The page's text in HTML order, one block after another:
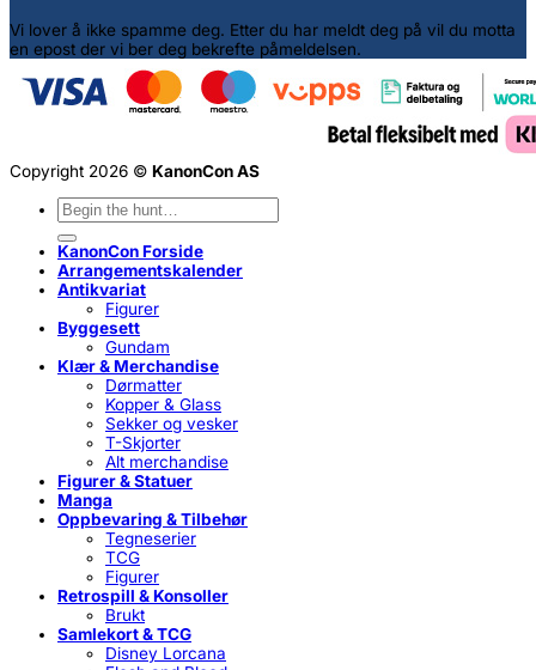
Vi lover å ikke spamme deg. Etter du har meldt deg på vil du motta
en epost der vi ber deg bekrefte påmeldelsen.
Copyright 2026 © KanonCon AS
Søk
etter:
KanonCon Forside
Arrangementskalender
Antikvariat
Figurer
Byggesett
Gundam
Klær & Merchandise
Dørmatter
Kopper & Glass
Sekker og vesker
T-Skjorter
Alt merchandise
Figurer & Statuer
Manga
Oppbevaring & Tilbehør
Tegneserier
TCG
Figurer
Retrospill & Konsoller
Brukt
Samlekort & TCG
Disney Lorcana